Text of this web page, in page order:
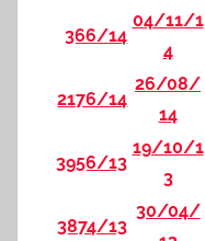
366/14
04/11/1
4
2176/14
26/08/
14
3956/13
19/10/1
3
3874/13
30/04/